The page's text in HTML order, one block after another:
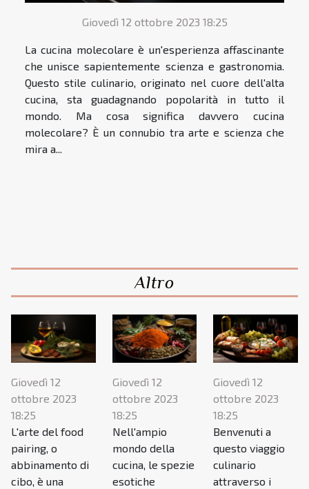
Giovedì 12 ottobre 2023 18:25
La cucina molecolare è un'esperienza affascinante
che unisce sapientemente scienza e gastronomia.
Questo stile culinario, originato nel cuore dell'alta
cucina, sta guadagnando popolarità in tutto il
mondo. Ma cosa significa davvero cucina
molecolare? È un connubio tra arte e scienza che
mira a...
Altro
Giovedì 12
ottobre 2023
18:25
L'arte del food
pairing, o
abbinamento di
cibo, è una
Giovedì 12
ottobre 2023
18:25
Nell'ampio
mondo della
cucina, le spezie
esotiche
Giovedì 12
ottobre 2023
18:25
Benvenuti a
questo viaggio
culinario
attraverso i